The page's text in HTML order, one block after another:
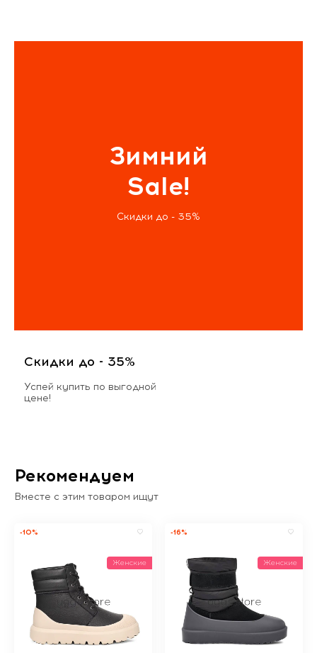
Зимний
Sale!
Скидки до - 35%
Скидки до - 35%
Успей купить по выгодной
цене!
Рекомендуем
Вместе с этим товаром ищут
Женские
-10%
Женские
-16%